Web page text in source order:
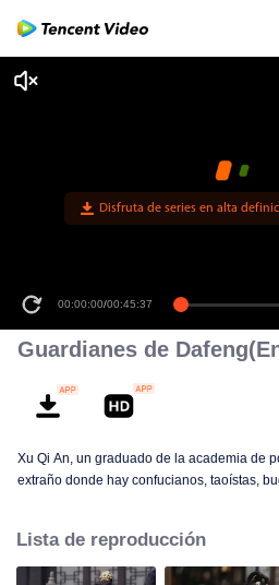
00:00:00/00:45:37
Guardianes de
Xu Qi An, un graduado de la academia de
extraño donde hay confucianos, taoístas,
organización de guardianes para cambiar
Guardián.
Lista de reproducción